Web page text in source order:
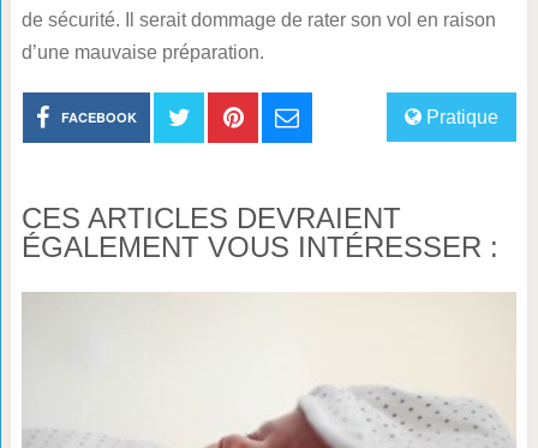
de sécurité. Il serait dommage de rater son vol en raison
d’une mauvaise préparation.
Pratique
FACEBOOK
CES ARTICLES DEVRAIENT
ÉGALEMENT VOUS INTÉRESSER :